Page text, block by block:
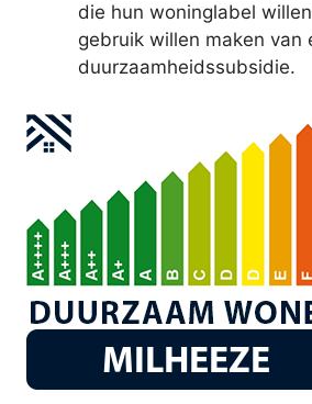
die hun woninglabel
gebruik willen maken van
duurzaamheidssubsidie.